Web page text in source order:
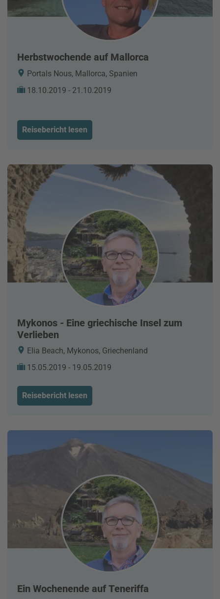
Herbstwochende auf Mallorca
Portals Nous, Mallorca, Spanien
18.10.2019 - 21.10.2019
Reisebericht lesen
Mykonos - Eine griechische Insel zum
Verlieben
Elia Beach, Mykonos, Griechenland
15.05.2019 - 19.05.2019
Reisebericht lesen
Ein Wochenende auf Teneriffa